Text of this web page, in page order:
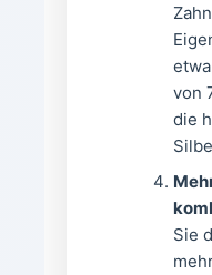
von
die
Sie